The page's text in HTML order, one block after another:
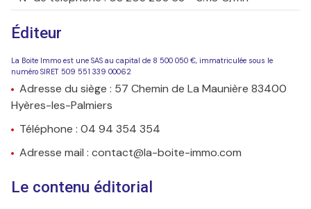
Éditeur
La Boite Immo est une SAS au capital de 8 500 050 €, immatriculée sous le
numéro SIRET 509 551 339 00062
Adresse du siège : 57 Chemin de La Maunière 83400
Hyères-les-Palmiers
Téléphone : 04 94 354 354
Adresse mail : contact@la-boite-immo.com
Le contenu éditorial